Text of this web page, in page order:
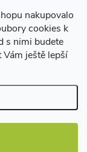
nakupovalo
cookies k
s nimi budete
ještě lepší